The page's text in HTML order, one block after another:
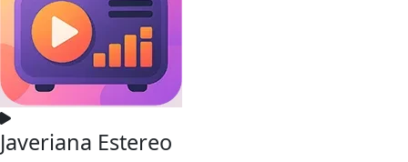
Javeriana Estereo